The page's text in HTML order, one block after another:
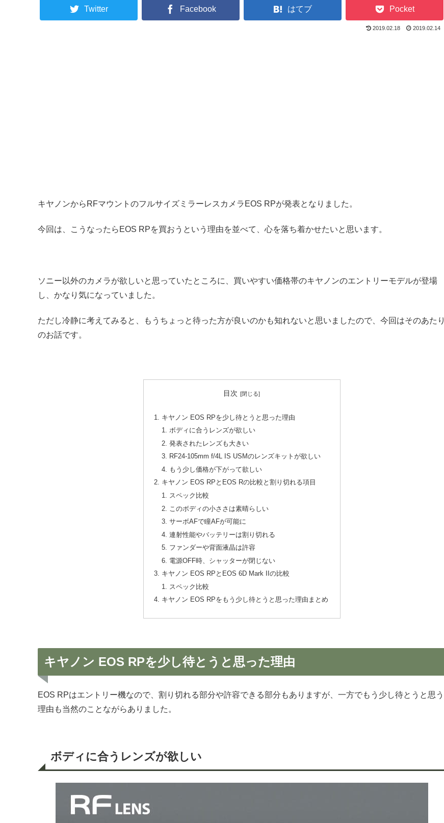
Twitter Facebook はてブ Pocket
2019.02.18 2019.02.14
キヤノンからRFマウントのフルサイズミラーレスカメラEOS RPが発表となりました。
今回は、こうなったらEOS RPを買おうという理由を並べて、心を落ち着かせたいと思います。
ソニー以外のカメラが欲しいと思っていたところに、買いやすい価格帯のキヤノンのエントリーモデルが登場
し、かなり気になっていました。
ただし冷静に考えてみると、もうちょっと待った方が良いのかも知れないと思いましたので、今回はそのあたり
のお話です。
目次
キヤノン EOS RPを少し待とうと思った理由
ボディに合うレンズが欲しい
発表されたレンズも大きい
RF24-105mm f/4L IS USMのレンズキットが欲しい
もう少し価格が下がって欲しい
キヤノン EOS RPとEOS Rの比較と割り切れる項目
スペック比較
このボディの小ささは素晴らしい
サーボAFで瞳AFが可能に
連射性能やバッテリーは割り切れる
ファンダーや背面液晶は許容
電源OFF時、シャッターが閉じない
キヤノン EOS RPとEOS 6D Mark IIの比較
スペック比較
キヤノン EOS RPをもう少し待とうと思った理由まとめ
キヤノン EOS RPを少し待とうと思った理由
EOS RPはエントリー機なので、割り切れる部分や許容できる部分もありますが、一方でもう少し待とうと思う
理由も当然のことながらありました。
ボディに合うレンズが欲しい